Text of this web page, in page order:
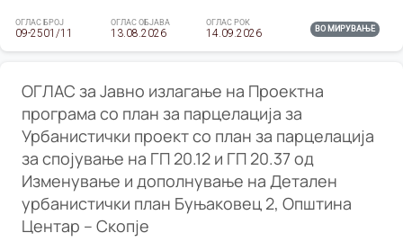
ОГЛАС БРОЈ
09-2501/11
ОГЛАС ОБЈАВА
13.08.2026
ОГЛАС РОК
14.09.2026 ВО МИРУВАЊЕ
ОГЛАС за Јавно излагање на Проектна
програма со план за парцелација за
Урбанистички проект со план за парцелација
за спојување на ГП 20.12 и ГП 20.37 од
Изменување и дополнување на Детален
урбанистички план Буњаковец 2, Општина
Центар – Скопје